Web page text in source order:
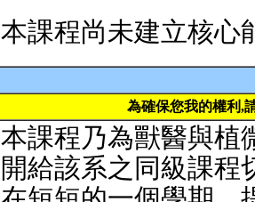
本課程尚未建立核心
為確保您我的權利,
本課程乃為獸醫與植
開給該系之同級課程